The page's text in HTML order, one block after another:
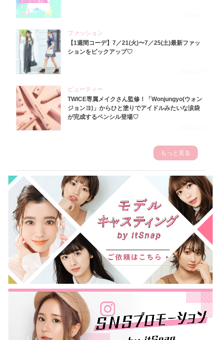
ファッション
【1週間コーデ】7／21(火)〜7／25(土)最新ファッ
ションをピックアップ♡
ビューティー
TWICE専属メイクさん監修！「Wonjungyo(ウォン
ジョンヨ)」からひと塗りでアイドルみたいな涙袋
が完成するペンシル登場♡
もっと見る